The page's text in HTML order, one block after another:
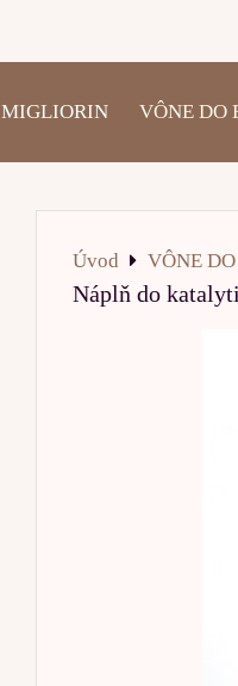
MIGLIORIN VÔNE DO
Úvod VÔNE
Náplň do